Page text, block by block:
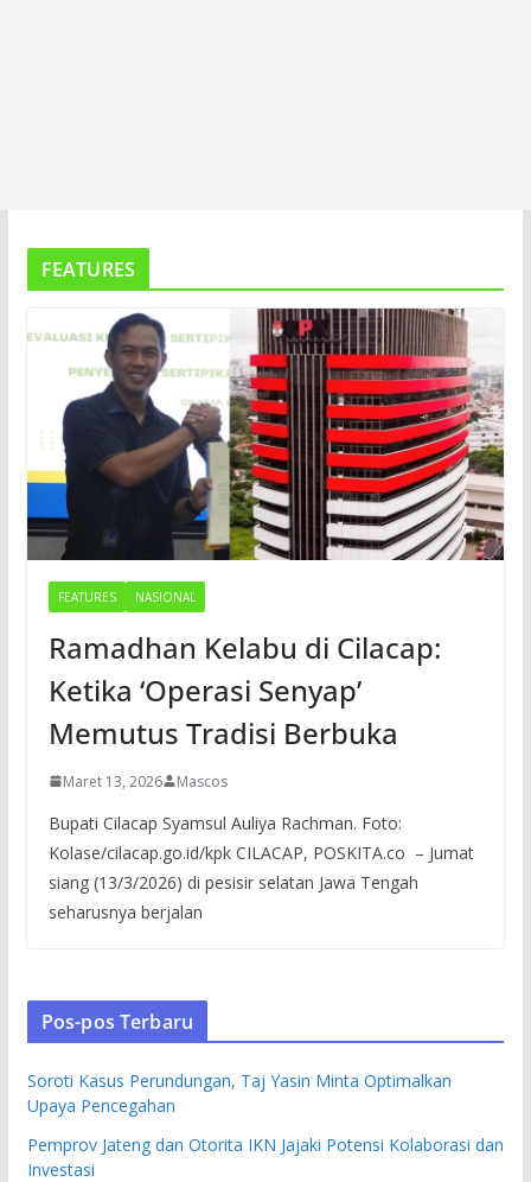
FEATURES
FEATURES NASIONAL
Ramadhan Kelabu di Cilacap:
Ketika ‘Operasi Senyap’
Memutus Tradisi Berbuka
Maret 13, 2026 Mascos
Bupati Cilacap Syamsul Auliya Rachman. Foto:
Kolase/cilacap.go.id/kpk CILACAP, POSKITA.co – Jumat
siang (13/3/2026) di pesisir selatan Jawa Tengah
seharusnya berjalan
Pos-pos Terbaru
Soroti Kasus Perundungan, Taj Yasin Minta Optimalkan
Upaya Pencegahan
Pemprov Jateng dan Otorita IKN Jajaki Potensi Kolaborasi dan
Investasi